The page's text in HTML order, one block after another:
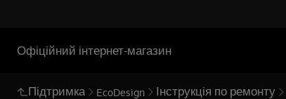
Офіційний інтернет-магазин
Підтримка EcoDesign Інструкція по ремонту